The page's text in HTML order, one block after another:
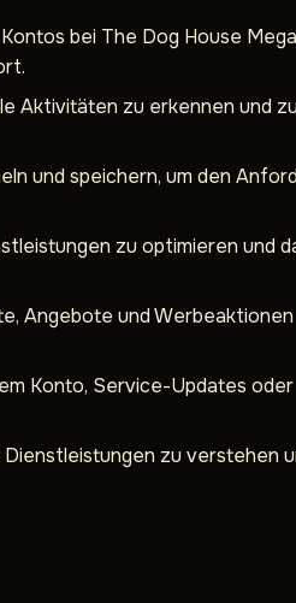
bei The Dog House
Aktivitäten zu erkennen und zu
und speichern, um den
zu optimieren und
Angebote und Werbeaktionen
Konto, Service-Updates oder
zu verstehen